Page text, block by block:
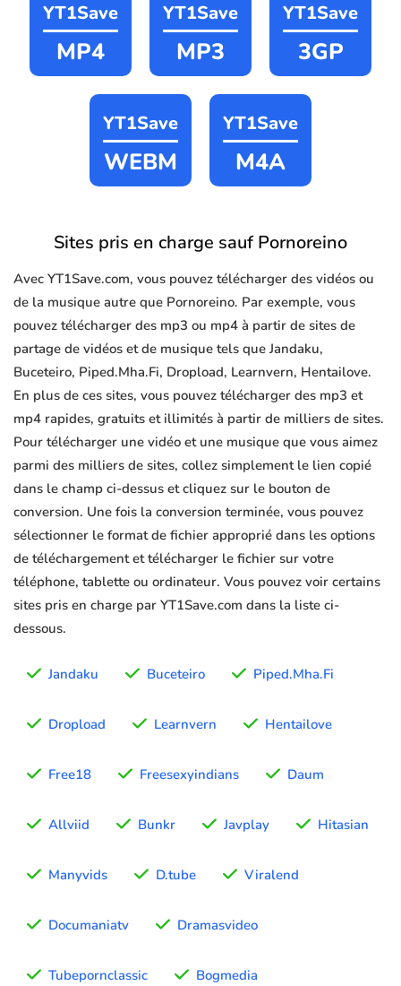
YT1Save
MP4
YT1Save
MP3
YT1Save
3GP
YT1Save
WEBM
YT1Save
M4A
Sites pris en charge sauf Pornoreino
Avec YT1Save.com, vous pouvez télécharger des vidéos ou
de la musique autre que Pornoreino. Par exemple, vous
pouvez télécharger des mp3 ou mp4 à partir de sites de
partage de vidéos et de musique tels que Jandaku,
Buceteiro, Piped.Mha.Fi, Dropload, Learnvern, Hentailove.
En plus de ces sites, vous pouvez télécharger des mp3 et
mp4 rapides, gratuits et illimités à partir de milliers de sites.
Pour télécharger une vidéo et une musique que vous aimez
parmi des milliers de sites, collez simplement le lien copié
dans le champ ci-dessus et cliquez sur le bouton de
conversion. Une fois la conversion terminée, vous pouvez
sélectionner le format de fichier approprié dans les options
de téléchargement et télécharger le fichier sur votre
téléphone, tablette ou ordinateur. Vous pouvez voir certains
sites pris en charge par YT1Save.com dans la liste ci-
dessous.
Jandaku Buceteiro Piped.Mha.Fi
Dropload Learnvern Hentailove
Free18 Freesexyindians Daum
Allviid Bunkr Javplay Hitasian
Manyvids D.tube Viralend
Documaniatv Dramasvideo
Tubepornclassic Bogmedia